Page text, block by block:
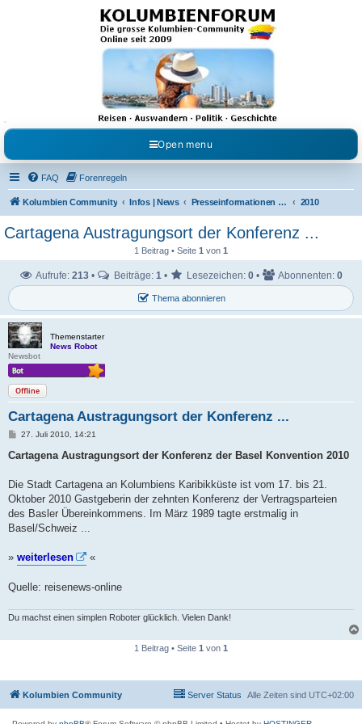
Kolumbienforum - Das
grosse Forum der
Freunde Kolumbiens
Reisen, Auswandern, Kultur, Politik, Geschichte und Visum in Kolumbien und Venezuela.
Austausch, Erfahrungen und Gemeinschaft im Kolumbienforum
Open menu
FAQ Forenregeln
Kolumbien Community Infos | News Presseinformationen & Neuigkeiten 2010
Cartagena Austragungsort der Konferenz ...
1 Beitrag • Seite 1 von 1
Thema abonnieren
Aufrufe: 213 • Beiträge: 1 • Lesezeichen: 0 • Abonnenten: 0
Themenstarter
News Robot
Newsbot
Offline
Cartagena Austragungsort der Konferenz ...
B
i
a
27. Juli 2010, 14:21
Cartagena Austragungsort der Konferenz der Basel Konvention 2010
Die Stadt Cartagena an Kolumbiens Karibikküste ist vom 17. bis 21.
Oktober 2010 Gastgeberin der zehnten Konferenz der Vertragsparteien
des Basler Übereinkommens. Im März 1989 tagte erstmalig in
Basel/Schweiz ...
» weiterlesen «
Quelle: reisenews-online
Du machst einen simplen Roboter glücklich. Vielen Dank!
1 Beitrag • Seite 1 von 1
Kolumbien Community Alle Zeiten sind UTC+02:00
Server Status